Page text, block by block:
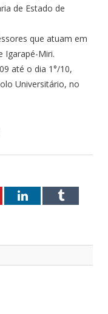
de Estado de
que atuam em
Igarapé-Miri.
até o dia 1°/10,
Universitário, no
LinkedInTumblr